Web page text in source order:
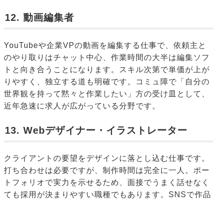
12. 動画編集者
YouTubeや企業VPの動画を編集する仕事で、依頼主と
のやり取りはチャット中心、作業時間の大半は編集ソフ
トと向き合うことになります。スキル次第で単価が上が
りやすく、独立する道も明確です。コミュ障で「自分の
世界観を持って黙々と作業したい」方の受け皿として、
近年急速に求人が広がっている分野です。
13. Webデザイナー・イラストレーター
クライアントの要望をデザインに落とし込む仕事です。
打ち合わせは必要ですが、制作時間は完全に一人。ポー
トフォリオで実力を示せるため、面接でうまく話せなく
ても採用が決まりやすい職種でもあります。SNSで作品